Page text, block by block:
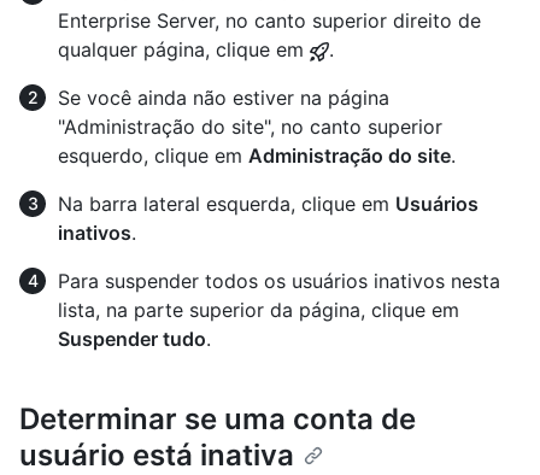
Enterprise Server, no canto superior direito de
qualquer página, clique em
.
Se você ainda não estiver na página
"Administração do site", no canto superior
esquerdo, clique em Administração do site.
Na barra lateral esquerda, clique em Usuários
inativos.
Para suspender todos os usuários inativos nesta
lista, na parte superior da página, clique em
Suspender tudo.
Determinar se uma conta de
usuário está inativa